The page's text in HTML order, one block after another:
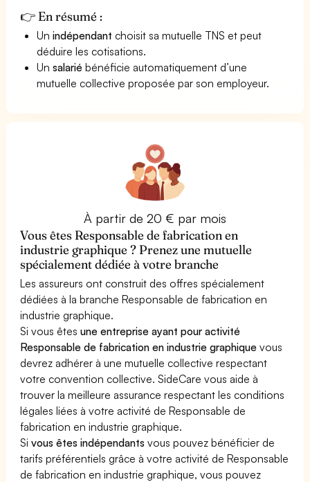
👉 En résumé :
Unindépendant choisit sa mutuelle TNS et peut
déduire les cotisations.
Unsalarié bénéficie automatiquement d’une
mutuelle collective proposée par son employeur.
À partir de 20 € par mois
Vous êtes Responsable de fabrication en
industrie graphique ? Prenez une mutuelle
spécialement dédiée à votre branche
Les assureurs ont construit des offres spécialement
dédiées à la branche Responsable de fabrication en
industrie graphique.
Si vous êtesune entreprise ayant pour activité
Responsable de fabrication en industrie graphique vous
devrez adhérer à une mutuelle collective respectant
votre convention collective. SideCare vous aide à
trouver la meilleure assurance respectant les conditions
légales liées à votre activité de Responsable de
fabrication en industrie graphique.
Sivous êtes indépendants vous pouvez bénéficier de
tarifs préférentiels grâce à votre activité de Responsable
de fabrication en industrie graphique, vous pouvez